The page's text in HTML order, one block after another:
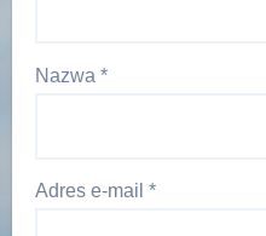
Nazwa *
Adres e-mail *